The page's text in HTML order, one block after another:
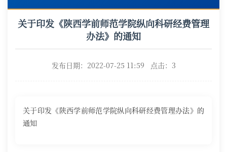
关于印发《陕西学前师范学院纵向科研经费管理
办法》的通知
发布日期：2022-07-25 11:59 点击： 3
关于印发《陕西学前师范学院纵向科研经费管理办法》的
通知